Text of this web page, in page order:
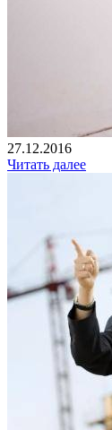
27.12.2016
Читать далее